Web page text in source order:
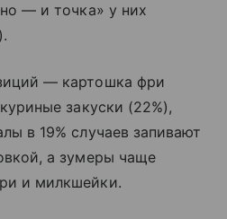
— и точка» у них
— картошка фри
закуски (22%),
в 19% случаев запивают
а зумеры чаще
и милкшейки.